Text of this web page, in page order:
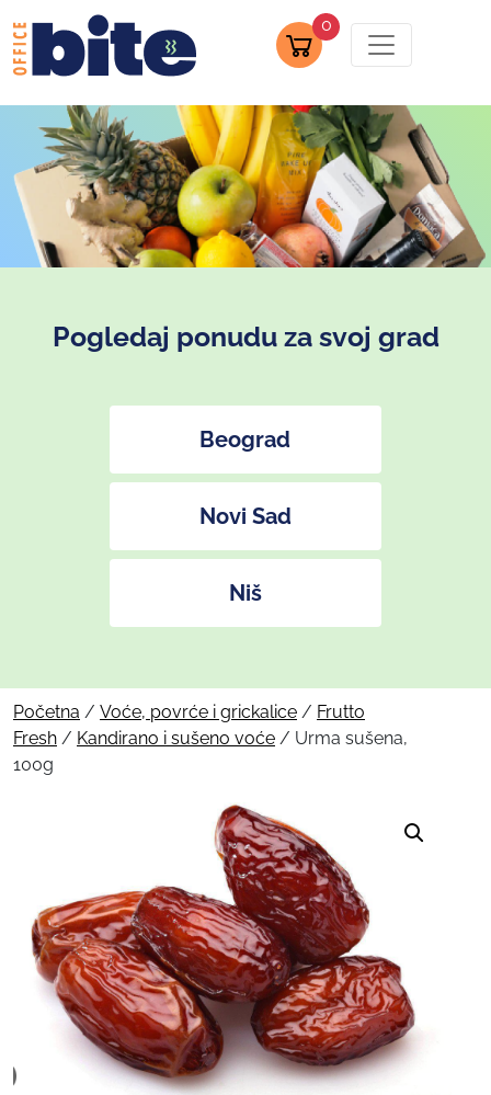
0
Pogledaj ponudu za svoj grad
Beograd
Novi Sad
Niš
Početna / Voće, povrće i grickalice / Frutto
Fresh / Kandirano i sušeno voće / Urma sušena,
100g